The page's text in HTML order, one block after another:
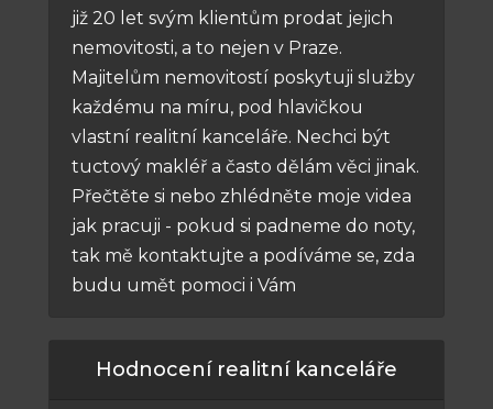
již 20 let svým klientům prodat jejich
nemovitosti, a to nejen v Praze.
Majitelům nemovitostí poskytuji služby
každému na míru, pod hlavičkou
vlastní realitní kanceláře. Nechci být
tuctový makléř a často dělám věci jinak.
Přečtěte si nebo zhlédněte moje videa
jak pracuji - pokud si padneme do noty,
tak mě kontaktujte a podíváme se, zda
budu umět pomoci i Vám
Hodnocení realitní kanceláře